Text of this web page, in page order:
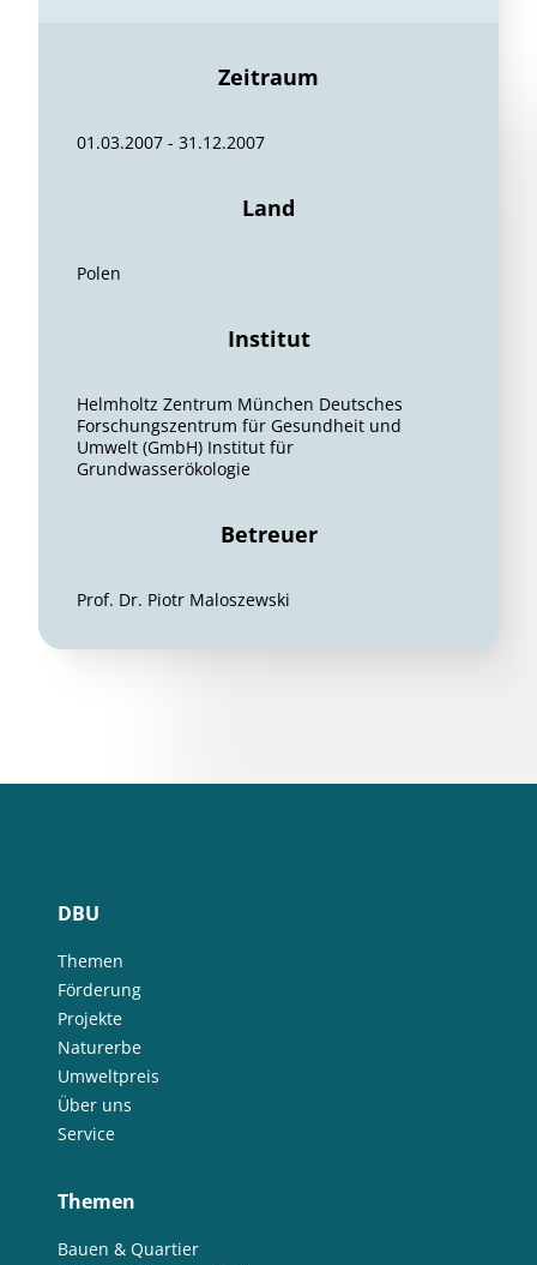
Zeitraum
01.03.2007 - 31.12.2007
Land
Polen
Institut
Helmholtz Zentrum München Deutsches
Forschungszentrum für Gesundheit und
Umwelt (GmbH) Institut für
Grundwasserökologie
Betreuer
Prof. Dr. Piotr Maloszewski
DBU
Themen
Förderung
Projekte
Naturerbe
Umweltpreis
Über uns
Service
Themen
Bauen & Quartier